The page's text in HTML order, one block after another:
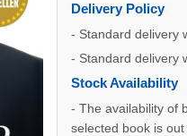
Delivery Policy
- Standard delivery
- Standard delivery
Stock Availability
- The availability of
selected book is out